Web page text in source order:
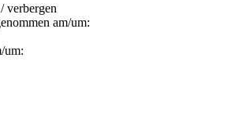
verbergen
am/um:
um: